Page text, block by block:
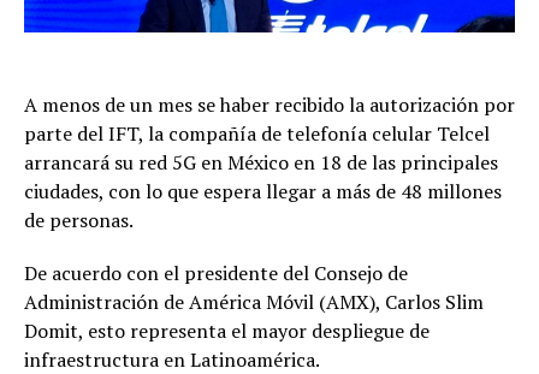
A menos de un mes se haber recibido la autorización por
parte del IFT, la compañía de telefonía celular Telcel
arrancará su red 5G en México en 18 de las principales
ciudades, con lo que espera llegar a más de 48 millones
de personas.
De acuerdo con el presidente del Consejo de
Administración de América Móvil (AMX), Carlos Slim
Domit, esto representa el mayor despliegue de
infraestructura en Latinoamérica.